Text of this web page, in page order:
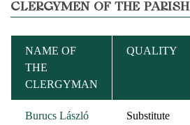
CLERGYMEN OF THE PARISH
NAME OF
THE
CLERGYMAN
QUALITY
Burucs László
Substitute